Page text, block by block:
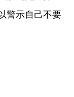
警示自己不要